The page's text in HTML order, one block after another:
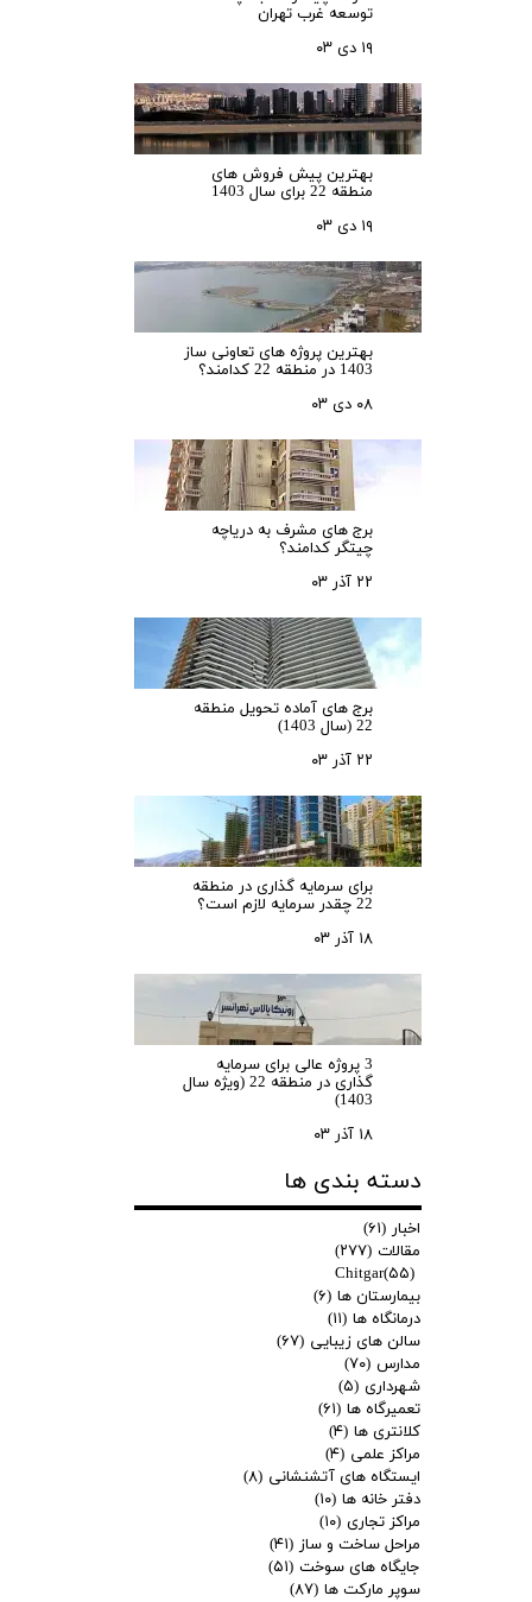
توسعه غرب تهران
۱۹ دی ۰۳
بهترین پیش فروش های
منطقه 22 برای سال 1403
۱۹ دی ۰۳
بهترین پروژه های تعاونی ساز
1403 در منطقه 22 کدامند؟
۰۸ دی ۰۳
برج های مشرف به دریاچه
چیتگر کدامند؟
۲۲ آذر ۰۳
برج های آماده تحویل منطقه
22 (سال 1403)
۲۲ آذر ۰۳
برای سرمایه‌ گذاری در منطقه
22 چقدر سرمایه لازم است؟
۱۸ آذر ۰۳
3 پروژه عالی برای سرمایه
گذاری در منطقه 22 (ویژه سال
1403)
۱۸ آذر ۰۳
دسته بندی ها
اخبار (۶۱)
مقالات (۲۷۷)
Chitgar(۵۵)
بیمارستان ها (۶)
درمانگاه ها (۱۱)
سالن های زیبایی (۶۷)
مدارس (۷۰)
شهرداری (۵)
تعمیرگاه ها (۶۱)
کلانتری ها (۴)
مراکز علمی (۴)
ایستگاه های آتشنشانی (۸)
دفتر خانه ها (۱۰)
مراکز تجاری (۱۰)
مراحل ساخت و ساز (۴۱)
جایگاه های سوخت (۵۱)
سوپر مارکت ها (۸۷)